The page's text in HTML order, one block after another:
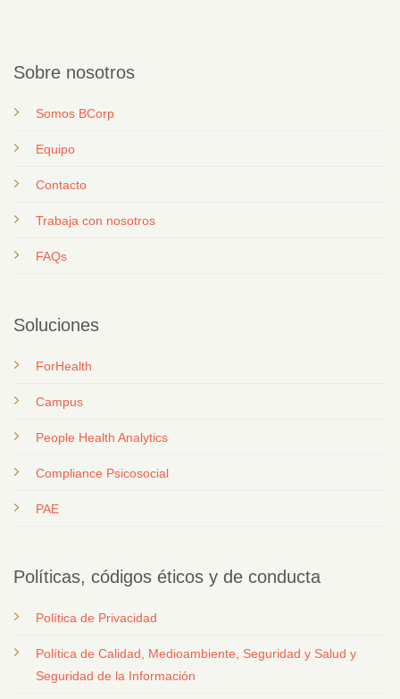
Sobre nosotros
Somos BCorp
Equipo
Contacto
Trabaja con nosotros
FAQs
Soluciones
ForHealth
Campus
People Health Analytics
Compliance Psicosocial
PAE
Políticas, códigos éticos y de conducta
Política de Privacidad
Política de Calidad, Medioambiente, Seguridad y Salud y
Seguridad de la Información